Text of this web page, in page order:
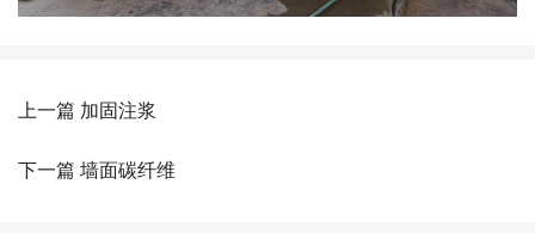
上一篇 加固注浆
下一篇 墙面碳纤维